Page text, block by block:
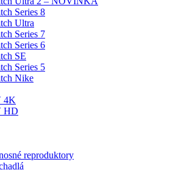
Series 8
Ultra
Series 7
Series 6
SE
Series 5
Nike
4K
HD
reproduktory